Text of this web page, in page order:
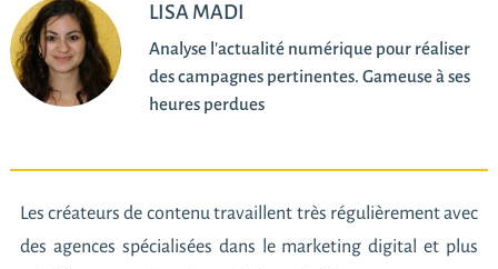
LISA MADI
Analyse l'actualité numérique pour réaliser
des campagnes pertinentes. Gameuse à ses
heures perdues
Les créateurs de contenu travaillent très régulièrement avec
des agences spécialisées dans le marketing digital et plus